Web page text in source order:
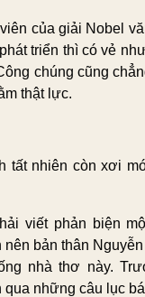
của giải Nobel
triển thì có vẻ
chúng cũng
thật lực.
tất nhiên còn xơi
viết phản biện
bản thân
nhà thơ này.
qua những câu lục